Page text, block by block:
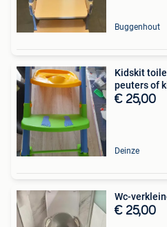
Buggenhout
Kidskit
peuters of
€ 25,00
Deinze
Wc-
€ 25,00